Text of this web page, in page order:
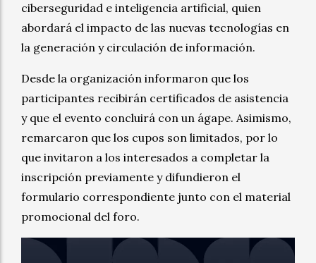
ciberseguridad e inteligencia artificial, quien
abordará el impacto de las nuevas tecnologías en
la generación y circulación de información.
Desde la organización informaron que los
participantes recibirán certificados de asistencia
y que el evento concluirá con un ágape. Asimismo,
remarcaron que los cupos son limitados, por lo
que invitaron a los interesados a completar la
inscripción previamente y difundieron el
formulario correspondiente junto con el material
promocional del foro.